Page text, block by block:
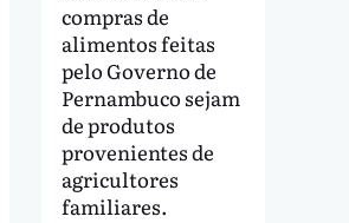
compras de
alimentos feitas
pelo Governo de
Pernambuco sejam
de produtos
provenientes de
agricultores
familiares.